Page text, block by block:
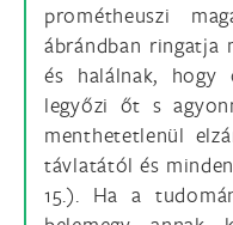
prométheuszi
ábrándban ringatja
és halálnak,
legyőzi őt s
menthetetlenül
távlatától és
15.). Ha a